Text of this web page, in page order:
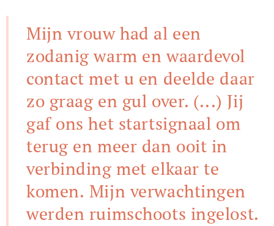
Mijn vrouw had al een
zodanig warm en waardevol
contact met u en deelde daar
zo graag en gul over. (...) Jij
gaf ons het startsignaal om
terug en meer dan ooit in
verbinding met elkaarte
komen. Mijn verwachtingen
werden ruimschoots ingelost.